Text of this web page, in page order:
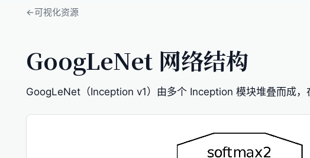
可视化资源
GoogLeNet 网络结构
GoogLeNet（Inception v1）由多个 Inception 模块堆叠而成，